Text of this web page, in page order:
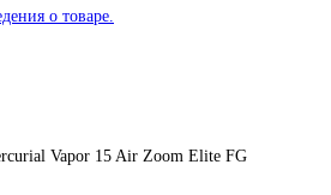
о товаре.
Vapor 15 Air Zoom Elite FG